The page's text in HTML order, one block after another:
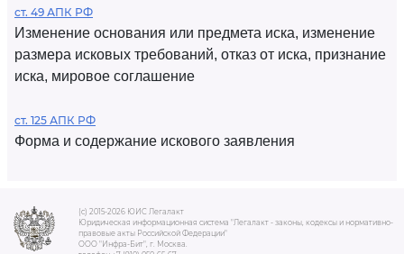
ст. 49 АПК РФ
Изменение основания или предмета иска, изменение
размера исковых требований, отказ от иска, признание
иска, мировое соглашение
ст. 125 АПК РФ
Форма и содержание искового заявления
(c) 2015-2026 ЮИС Легалакт
Юридическая информационная система "Легалакт - законы, кодексы и нормативно-
правовые акты Российской Федерации"
ООО "Инфра-Бит", г. Москва.